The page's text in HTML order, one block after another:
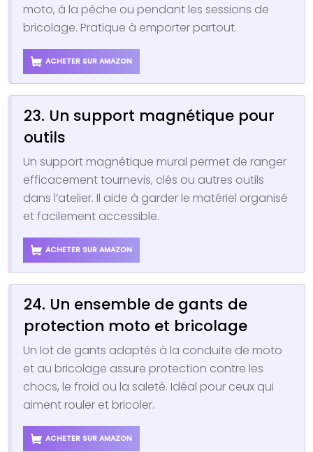
moto, à la pêche ou pendant les sessions de
bricolage. Pratique à emporter partout.
ACHETER SUR AMAZON
23. Un support magnétique pour
outils
Un support magnétique mural permet de ranger
efficacement tournevis, clés ou autres outils
dans l’atelier. Il aide à garder le matériel organisé
et facilement accessible.
ACHETER SUR AMAZON
24. Un ensemble de gants de
protection moto et bricolage
Un lot de gants adaptés à la conduite de moto
et au bricolage assure protection contre les
chocs, le froid ou la saleté. Idéal pour ceux qui
aiment rouler et bricoler.
ACHETER SUR AMAZON